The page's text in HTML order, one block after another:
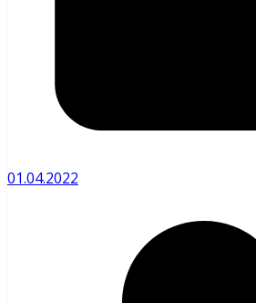
01.04.2022